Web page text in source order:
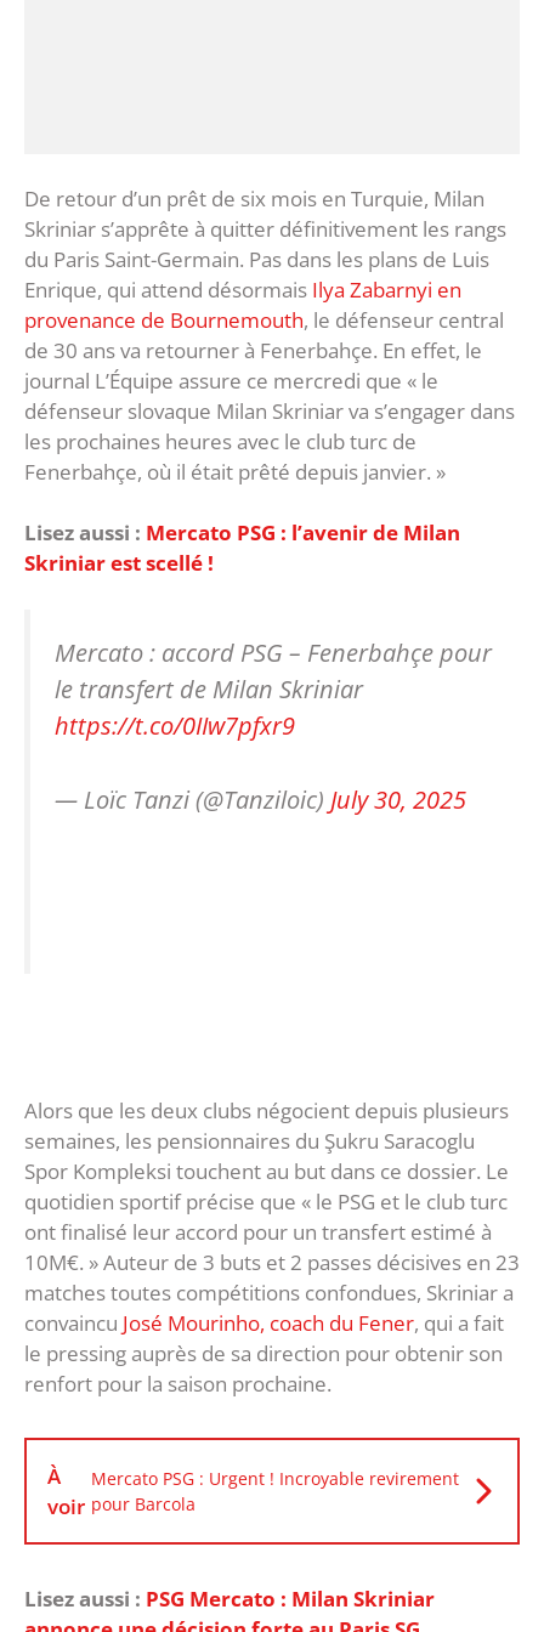
De retour d’un prêt de six mois en Turquie, Milan
Skriniar s’apprête à quitter définitivement les rangs
du Paris Saint-Germain. Pas dans les plans de Luis
Enrique, qui attend désormais Ilya Zabarnyi en
provenance de Bournemouth, le défenseur central
de 30 ans va retourner à Fenerbahçe. En effet, le
journal L’Équipe assure ce mercredi que « le
défenseur slovaque Milan Skriniar va s’engager dans
les prochaines heures avec le club turc de
Fenerbahçe, où il était prêté depuis janvier. »
Lisez aussi : Mercato PSG : l’avenir de Milan
Skriniar est scellé !
Mercato : accord PSG – Fenerbahçe pour
le transfert de Milan Skriniar
https://t.co/0IIw7pfxr9
— Loïc Tanzi (@Tanziloic) July 30, 2025
Alors que les deux clubs négocient depuis plusieurs
semaines, les pensionnaires du Şukru Saracoglu
Spor Kompleksi touchent au but dans ce dossier. Le
quotidien sportif précise que « le PSG et le club turc
ont finalisé leur accord pour un transfert estimé à
10M€. » Auteur de 3 buts et 2 passes décisives en 23
matches toutes compétitions confondues, Skriniar a
convaincu José Mourinho, coach du Fener, qui a fait
le pressing auprès de sa direction pour obtenir son
renfort pour la saison prochaine.
À
voir
Mercato PSG : Urgent ! Incroyable revirement
pour Barcola
Lisez aussi : PSG Mercato : Milan Skriniar